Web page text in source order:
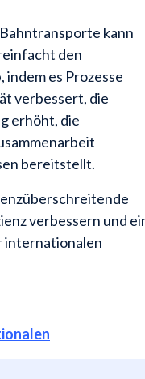
kann
den
es Prozesse
verbessert, die
erhöht, die
bereitstellt.
verbessern und
internationalen